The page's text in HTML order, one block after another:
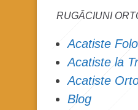
RUGĂCIUNI
Acatiste
Acatiste la
Acatiste
Blog